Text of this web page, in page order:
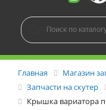
Главная Магазин
Запчасти на скутер
Крышка вариатора